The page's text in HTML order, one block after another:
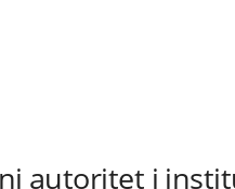
autoritet i